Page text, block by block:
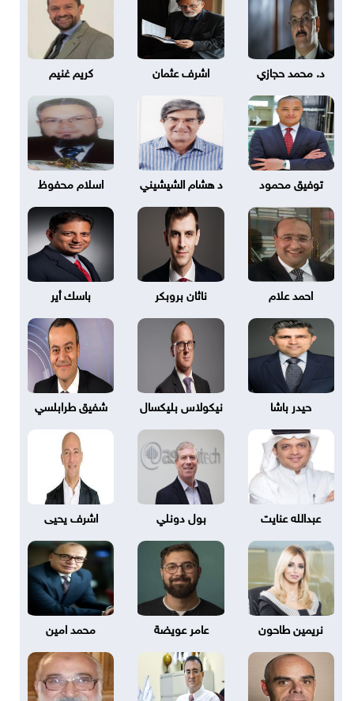
د. محمد حجازي اشرف عثمان كريم غنيم
توفيق محمود د هشام الشيشيني اسلام محفوظ
احمد علام ناثان بروبكر باسك أير
حيدر باشا نيكولاس بليكسال شفيق طرابلسي
عبدالله عنايت بول دونلي اشرف يحيى
نريمين طاحون عامر عويضة محمد امين